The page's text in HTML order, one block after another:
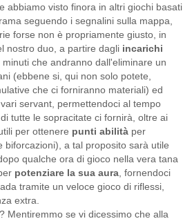
abbiamo visto finora in altri giochi basati
seguendo i segnalini sulla mappa,
forse non è propriamente giusto, in
nostro duo, a partire dagli incarichi
che andranno dall'eliminare un
(ebbene si, qui non solo potete,
che ci forniranno materiali) ed
servant, permettendoci al tempo
tutte le sopracitate ci fornirà, oltre ai
utili per ottenere punti abilità per
a tal proposito sarà utile
qualche ora di gioco nella vera tana
potenziare la sua aura , fornendoci
tramite un veloce gioco di riflessi,
extra.
Mentiremmo se vi dicessimo che alla